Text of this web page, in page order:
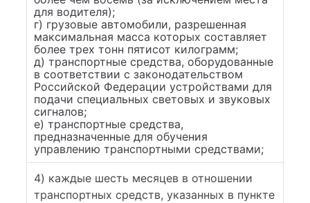
для водителя);
г) грузовые автомобили, разрешенная
максимальная масса которых составляет
более трех тонн пятисот килограмм;
д) транспортные средства, оборудованные
в соответствии с законодательством
Российской Федерации устройствами для
подачи специальных световых и звуковых
сигналов;
е) транспортные средства,
предназначенные для обучения
управлению транспортными средствами;
4) каждые шесть месяцев в отношении
транспортных средств, указанных в пункте